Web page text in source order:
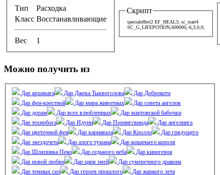
Тип
Расходка
Класс Восстанавливающие
Вес 1
Скрипт
specialeffect2 EF_HEAL3; sc_start4
SC_G_LIFEPOTION,600000,-6,3,0,0;
Можно получить из
Дар архимага Дар Джека Тыквоголова
Дар Доброкота
Дар феи-крестной
Дар мира животных
Дар совета ангелов
Дар дорам
Дар всех влюбленных
Дар мартовской бабочки
Дар технобога
Дар Идунн Дар Порингсвинда
Дар ангелинга
Дар цветочной феи
Дар карнавала Дар Кролло
Дар грядущего
Дар звездочета
Дар алого тумана
Дар кошачьего короля
Дар Шляпника Пеко
Дар седьмого неба
Дар киногероя
Дар новой любви
Дар царя змей
Дар сумеречного дракона
Дар темных сил
Дар героев прошлого
Дар жаркого лета